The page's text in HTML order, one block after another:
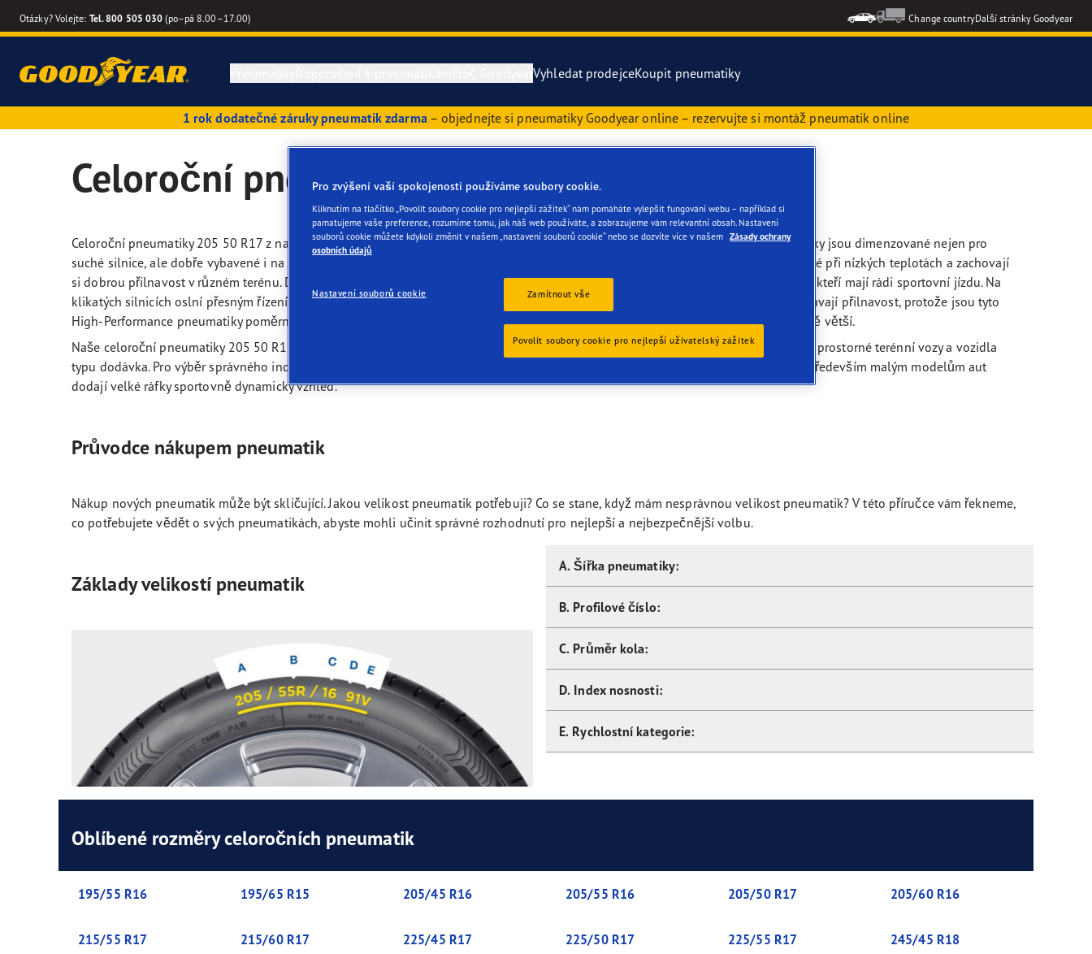
Otázky? Volejte: Tel. 800 505 030 (po–pá 8.00–17.00) Change countryDalší stránky Goodyear
Celoroční pneumatiky
Zimní pneumatiky
Vyhledat podle velikosti pneumatiky
Hledat pneumatiky podle vozidla
Sezónní pneumatiky
Pneumatiky Run Flat
Příručka péče o pneumatiky
Tipy k pneumatikám pro SUV
Nové označení pneumatik v EU
Tipy k pneumatikám pro menší nákladní automobily
Rezervní pneumatiky
Proč Goodyear
Technologie SoundComfort
Výrobci automobilů (OE)
Budoucnost elektrické mobility
Mobilní aplikace Goodyear
Goodyear Blimp
Goodyear RACING
Eagle F1 SuperSport
Vector 4Seasons Gen-3
Zobrazit všechny pneumatiky
Vyhledat prodejceKoupit pneumatiky
1 rok dodatečné záruky pneumatik zdarma– objednejte si pneumatiky Goodyear online – rezervujte si montáž pneumatik online
Celoroční pneumatiky 205 50 R17
Celoroční pneumatiky 205 50 R17 z našeho shopu jsou výkonným univerzálním modelem střední velikosti. Jako celoroční pneumatiky jsou dimenzované nejen pro
suché silnice, ale dobře vybavené i na zasněžený a hladký povrch. Středně tvrdý pryžový povrch přitom zaručuje, že zůstávají elastické při nízkých teplotách a zachovají
si dobrou přilnavost v různém terénu. Díky mírně širokému profilu jsou celoroční pneumatiky 205 50 R17 ideálně vhodné pro řidiče, kteří mají rádi sportovní jízdu. Na
klikatých silnicích oslní přesným řízením a překvapivými jízdními vlastnostmi. I na mokré vozovce a při aquaplaningu si déle zachovávají přilnavost, protože jsou tyto
High-Performance pneumatiky poměrně úzké a nemusí tedy odvádět tolik vody. U větších modelů pneumatiky je riziko smyku obecně větší.
Naše celoroční pneumatiky 205 50 R17 jsou vhodné pro různé třídy vozidel. Pro kompaktní a sportovní vozy, ale skvěle se hodí i pro prostorné terénní vozy a vozidla
typu dodávka. Pro výběr správného indexu zatížení a rychlosti věnujte pozornost údajům v technickém průkazu vozidla a CoC listu. Především malým modelům aut
dodají velké ráfky sportovně dynamický vzhled.
Průvodce nákupem pneumatik
Nákup nových pneumatik může být skličující. Jakou velikost pneumatik potřebuji? Co se stane, když mám nesprávnou velikost pneumatik? V této příručce vám řekneme,
co potřebujete vědět o svých pneumatikách, abyste mohli učinit správné rozhodnutí pro nejlepší a nejbezpečnější volbu.
Základy velikostí pneumatik
A. Šířka pneumatiky:
B. Profilové číslo:
C. Průměr kola:
D. Index nosnosti:
E. Rychlostní kategorie:
Oblíbené rozměry celoročních pneumatik
195/55 R16 195/65 R15 205/45 R16 205/55 R16 205/50 R17 205/60 R16
215/55 R17 215/60 R17 225/45 R17 225/50 R17 225/55 R17 245/45 R18
Pro zvýšení vaší spokojenosti používáme soubory cookie.
Kliknutím na tlačítko „Povolit soubory cookie pro nejlepší zážitek“ nám pomáháte vylepšit fungování webu – například si
pamatujeme vaše preference, rozumíme tomu, jak náš web používáte, a zobrazujeme vám relevantní obsah. Nastavení
souborů cookie můžete kdykoli změnit v našem „nastavení souborů cookie“ nebo se dozvíte více v našem Zásady ochrany
osobních údajů
Nastavení souborů cookie Zamítnout vše
Povolit soubory cookie pro nejlepší uživatelský zážitek